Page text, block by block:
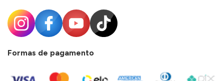
Formas de pagamento